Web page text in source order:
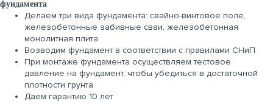
фундамента
Делаем три вида фундамента: свайно-винтовое поле,
железобетонные забивные сваи, железобетонная
монолитная плита
Возводим фундамент в соответствии с правилами СНиП
При монтаже фундамента осуществляем тестовое
давление на фундамент, чтобы убедиться в достаточной
плотности грунта
Даем гарантию 10 лет